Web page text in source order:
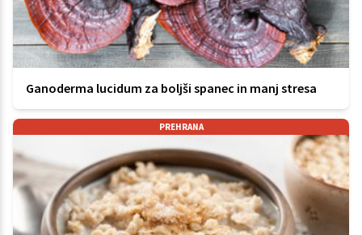
Ganoderma lucidum za boljši spanec in manj stresa
PREHRANA